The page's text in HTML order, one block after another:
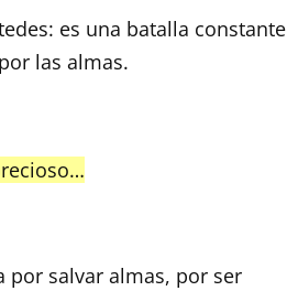
es una batalla constante
las almas.
por salvar almas, por ser